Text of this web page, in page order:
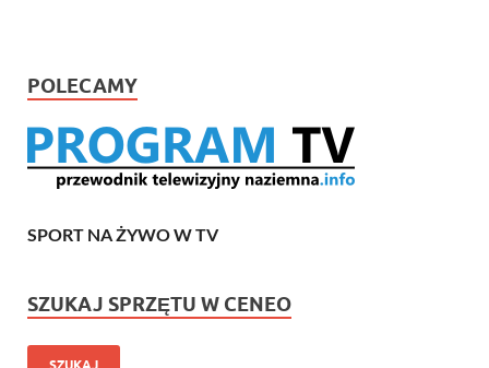
POLECAMY
SPORT NA ŻYWO W TV
SZUKAJ SPRZĘTU W CENEO